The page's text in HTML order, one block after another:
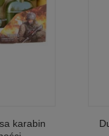
karabin